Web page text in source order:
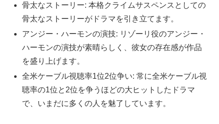
骨太なストーリー: 本格クライムサスペンスとしての
骨太なストーリーがドラマを引き立てます。
アンジー・ハーモンの演技: リゾーリ役のアンジー・
ハーモンの演技が素晴らしく、彼女の存在感が作品
を盛り上げます。
全米ケーブル視聴率1位2位争い: 常に全米ケーブル視
聴率の1位と2位を争うほどの大ヒットしたドラマ
で、いまだに多くの人を魅了しています。